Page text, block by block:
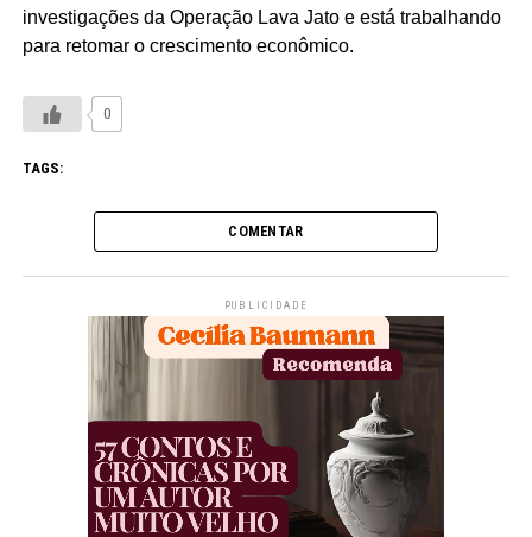
investigações da Operação Lava Jato e está trabalhando
para retomar o crescimento econômico.
0
TAGS:
COMENTAR
PUBLICIDADE